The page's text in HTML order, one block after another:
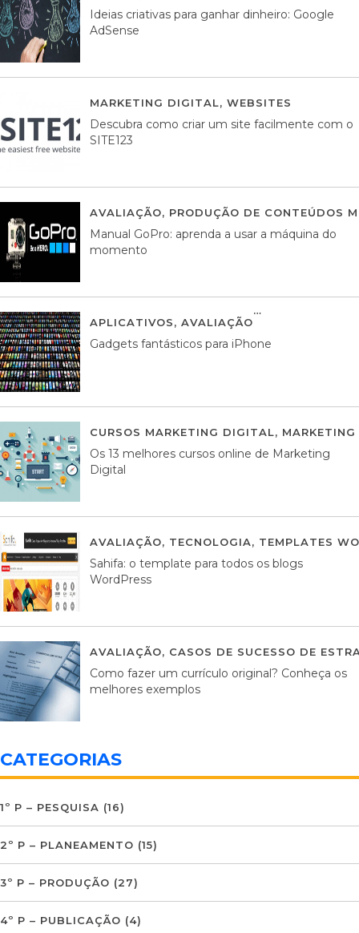
Ideias criativas para ganhar dinheiro: Google
AdSense
MARKETING DIGITAL, WEBSITES
Descubra como criar um site facilmente com o
SITE123
AVALIAÇÃO, PRODUÇÃO DE CONTEÚDOS
Manual GoPro: aprenda a usar a máquina do
momento
APLICATIVOS, AVALIAÇÃO
Gadgets fantásticos para iPhone
CURSOS MARKETING DIGITAL,
Os 13 melhores cursos online de Marketing
Digital
AVALIAÇÃO, TECNOLOGIA, TEMPLATES
Sahifa: o template para todos os blogs
WordPress
AVALIAÇÃO, CASOS DE SUCESSO DE
Como fazer um currículo original? Conheça os
melhores exemplos
CATEGORIAS
1º P – PESQUISA (16)
2º P – PLANEAMENTO (15)
3º P – PRODUÇÃO (27)
4º P – PUBLICAÇÃO (4)